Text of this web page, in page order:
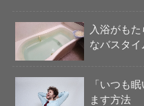
入浴がも
なバスタ
「いつも
ます方法